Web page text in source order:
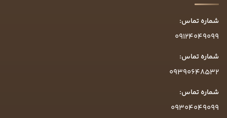
شماره تماس:
09124049099
شماره تماس:
09390648532
شماره تماس:
09304049099